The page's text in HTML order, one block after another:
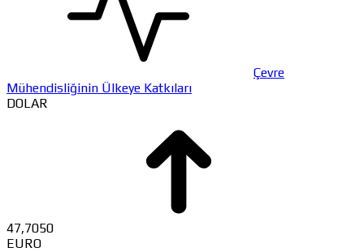
Çevre
Mühendisliğinin Ülkeye Katkıları
DOLAR
47,7050
EURO